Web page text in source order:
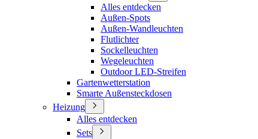
Alles entdecken
Außen-Spots
Außen-Wandleuchten
Flutlichter
Sockelleuchten
Wegeleuchten
Outdoor LED-Streifen
Gartenwetterstation
Smarte Außensteckdosen
Heizung
Alles entdecken
Sets